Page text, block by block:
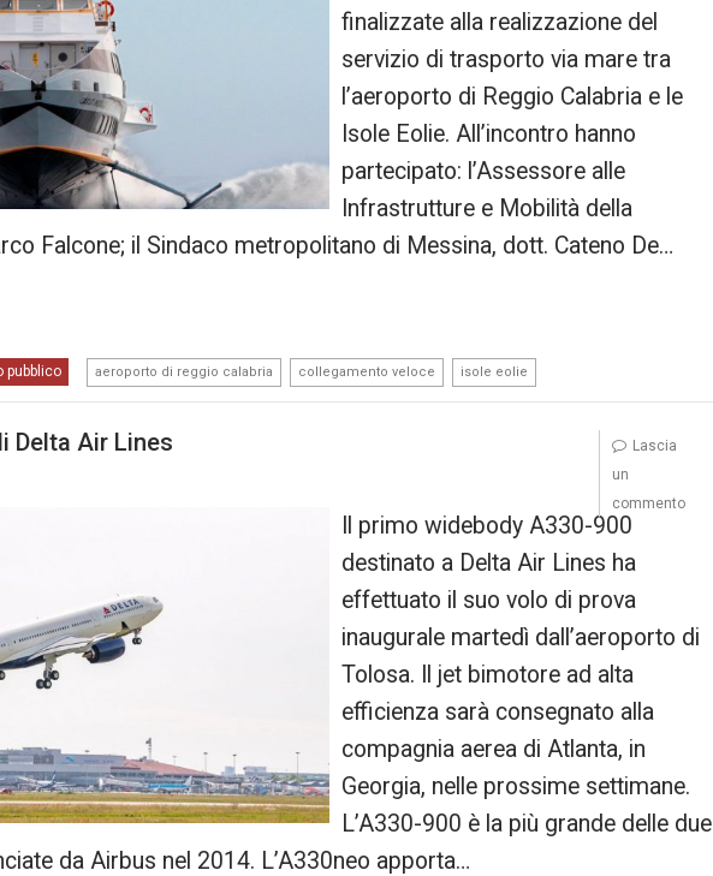
finalizzate alla realizzazione del
servizio di trasporto via mare tra
l’aeroporto di Reggio Calabria e le
Isole Eolie. All’incontro hanno
partecipato: l’Assessore alle
Infrastrutture e Mobilità della
Falcone; il Sindaco metropolitano di Messina, dott. Cateno De…
pubblico aeroporto di reggio calabria collegamento veloce isole eolie
Delta Air Lines
Il primo widebody A330-900
destinato a Delta Air Lines ha
effettuato il suo volo di prova
inaugurale martedì dall’aeroporto di
Tolosa. Il jet bimotore ad alta
efficienza sarà consegnato alla
compagnia aerea di Atlanta, in
Georgia, nelle prossime settimane.
L’A330-900 è la più grande delle due
da Airbus nel 2014. L’A330neo apporta…
Lascia
un
commento